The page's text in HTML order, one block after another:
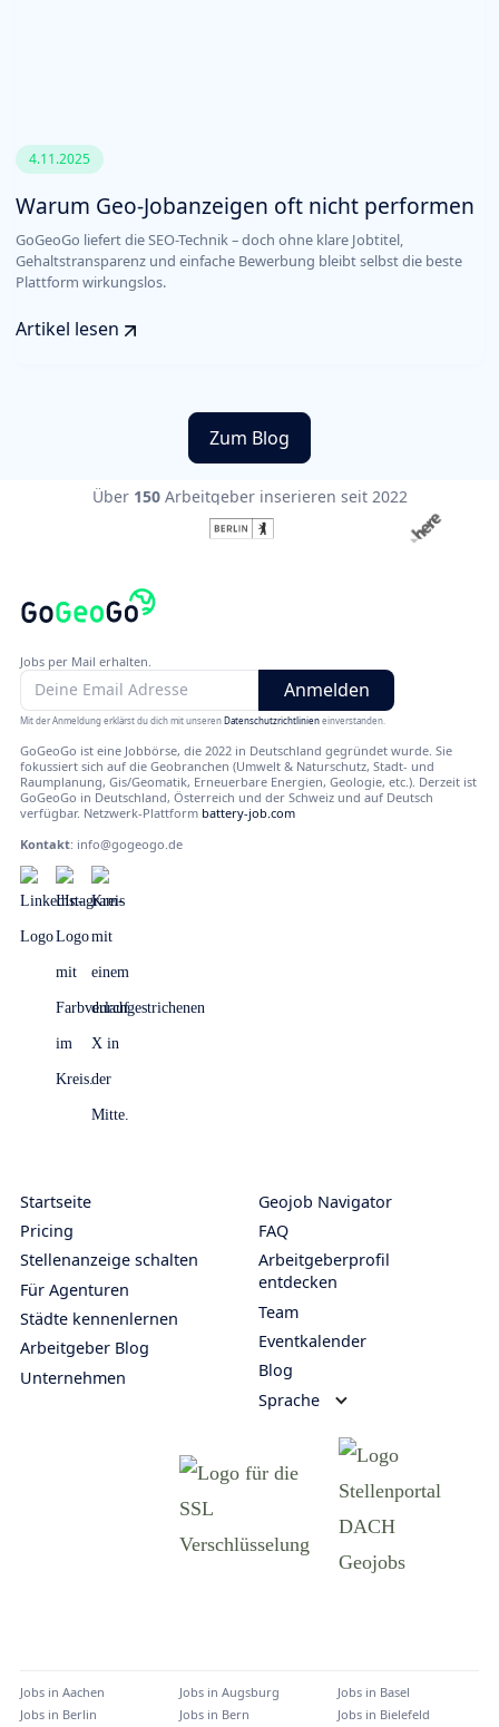
4.11.2025
Warum Geo-Jobanzeigen oft nicht performen
GoGeoGo liefert die SEO-Technik – doch ohne klare Jobtitel,
Gehaltstransparenz und einfache Bewerbung bleibt selbst die beste
Plattform wirkungslos.
Artikel lesen
Zum Blog
Über150 Arbeitgeber inserieren seit 2022
Jobs per Mail erhalten.
Mit der Anmeldung erklärst du dich mit unseren Datenschutzrichtlinieneinverstanden.
GoGeoGo ist eine Jobbörse, die 2022 in Deutschland gegründet wurde. Sie
fokussiert sich auf die Geobranchen (Umwelt & Naturschutz, Stadt- und
Raumplanung, Gis/Geomatik, Erneuerbare Energien, Geologie, etc.). Derzeit ist
GoGeoGo in Deutschland, Österreich und der Schweiz und auf Deutsch
verfügbar. Netzwerk-Plattform battery-job.com
Kontakt: info@gogeogo.de
Startseite
Pricing
Stellenanzeige schalten
Für Agenturen
Städte kennenlernen
Arbeitgeber Blog
Unternehmen
Geojob Navigator
FAQ
Arbeitgeberprofil
entdecken
Team
Eventkalender
Blog
Sprache
Jobs in Aachen Jobs in Augsburg Jobs in Basel
Jobs in Berlin Jobs in Bern Jobs in Bielefeld